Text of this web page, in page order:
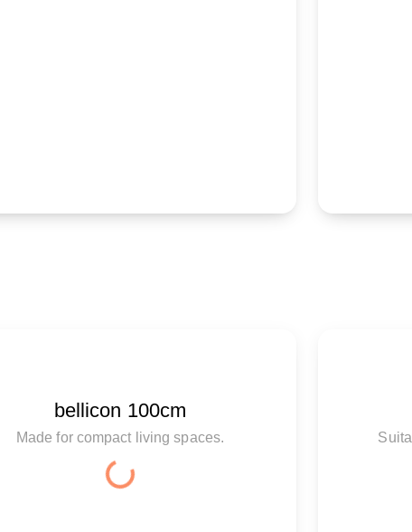
bellicon 100cm
Made for compact living spaces.